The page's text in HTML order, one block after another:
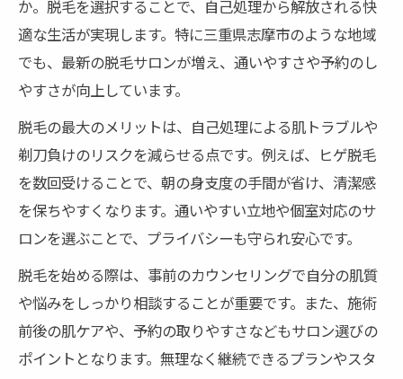
か。脱毛を選択することで、自己処理から解放される快
適な生活が実現します。特に三重県志摩市のような地域
でも、最新の脱毛サロンが増え、通いやすさや予約のし
やすさが向上しています。
脱毛の最大のメリットは、自己処理による肌トラブルや
剃刀負けのリスクを減らせる点です。例えば、ヒゲ脱毛
を数回受けることで、朝の身支度の手間が省け、清潔感
を保ちやすくなります。通いやすい立地や個室対応のサ
ロンを選ぶことで、プライバシーも守られ安心です。
脱毛を始める際は、事前のカウンセリングで自分の肌質
や悩みをしっかり相談することが重要です。また、施術
前後の肌ケアや、予約の取りやすさなどもサロン選びの
ポイントとなります。無理なく継続できるプランやスタ